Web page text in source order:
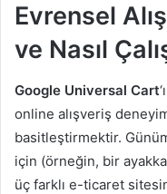
Evrensel
ve Nasıl
Google Universal Cart
online alışveriş
basitleştirmektir.
için (örneğin, bir
üç farklı e-ticaret